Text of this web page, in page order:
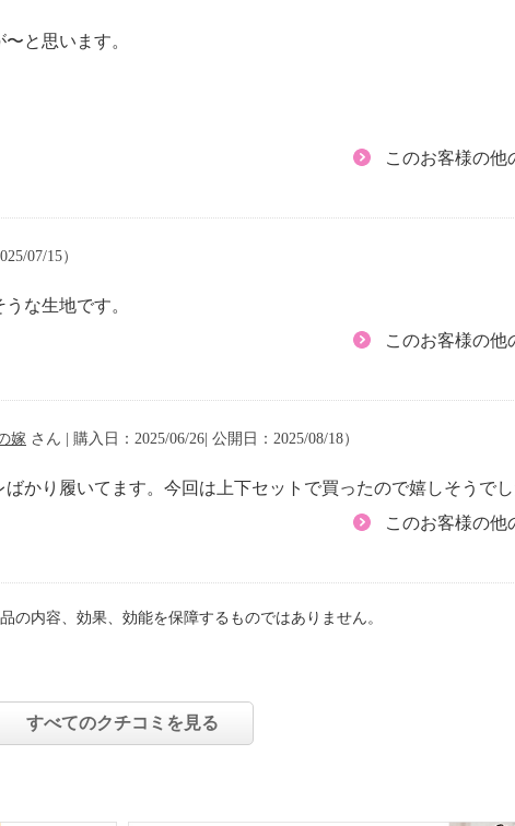
と思います。
このお客様の他
07/15）
な生地です。
このお客様の他
嫁 さん | 購入日：2025/06/26| 公開日：2025/08/18）
かり履いてます。今回は上下セットで買ったので嬉しそうでし
このお客様の他
の内容、効果、効能を保障するものではありません。
すべてのクチコミを見る